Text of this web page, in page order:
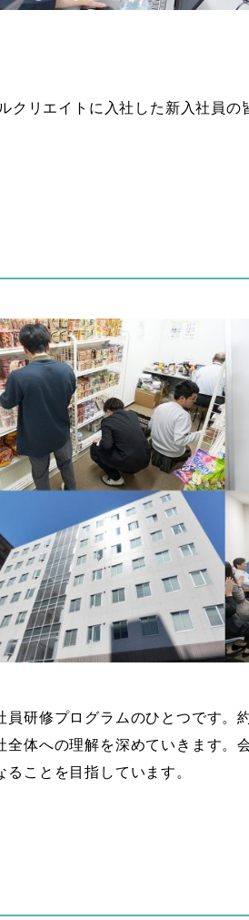
クリエイトに入社した新入社員
研修プログラムのひとつです。
体への理解を深めていきます。
ことを目指しています。